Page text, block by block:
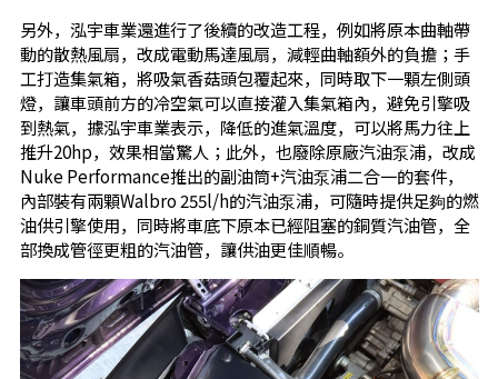
另外，泓宇車業還進行了後續的改造工程，例如將原本曲軸帶
動的散熱風扇，改成電動馬達風扇，減輕曲軸額外的負擔；手
工打造集氣箱，將吸氣香菇頭包覆起來，同時取下一顆左側頭
燈，讓車頭前方的冷空氣可以直接灌入集氣箱內，避免引擎吸
到熱氣，據泓宇車業表示，降低的進氣溫度，可以將馬力往上
推升20hp，效果相當驚人；此外，也廢除原廠汽油泵浦，改成
Nuke Performance推出的副油筒+汽油泵浦二合一的套件，
內部裝有兩顆Walbro 255l/h的汽油泵浦，可隨時提供足夠的燃
油供引擎使用，同時將車底下原本已經阻塞的銅質汽油管，全
部換成管徑更粗的汽油管，讓供油更佳順暢。